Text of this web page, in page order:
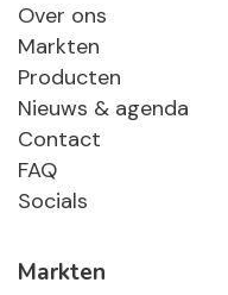
Over ons
Markten
Producten
Nieuws & agenda
Contact
FAQ
Socials
Markten